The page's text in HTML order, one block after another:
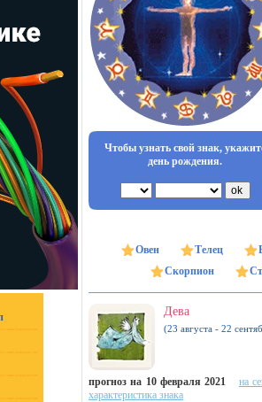
Чтобы узнать свой знак,
день рождения.
Овен Телец
Скорпион
Дева
(23 августа - 22
прогноз на 10 февраля 2021
на
характеристика знака